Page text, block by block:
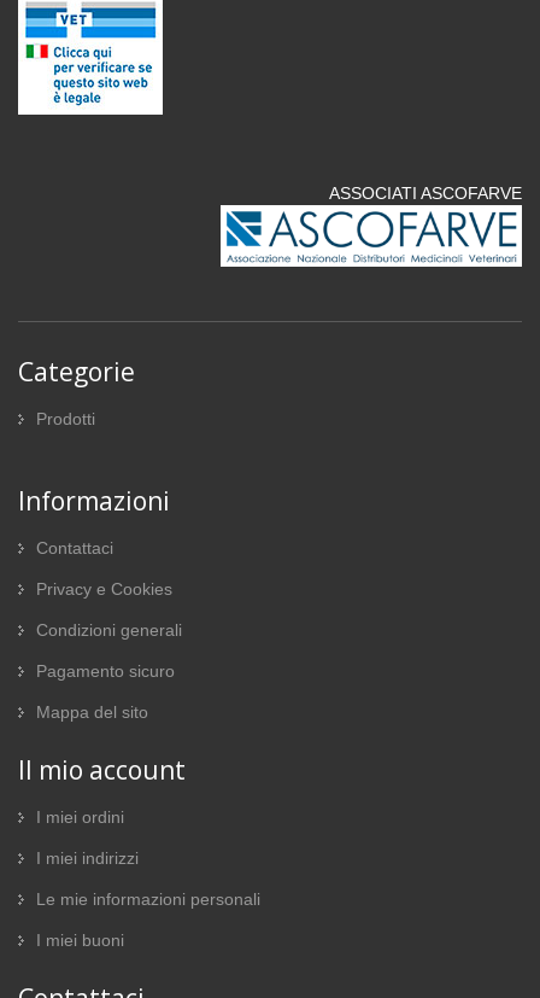
ASSOCIATI ASCOFARVE
Categorie
Prodotti
Informazioni
Contattaci
Privacy e Cookies
Condizioni generali
Pagamento sicuro
Mappa del sito
Il mio account
I miei ordini
I miei indirizzi
Le mie informazioni personali
I miei buoni